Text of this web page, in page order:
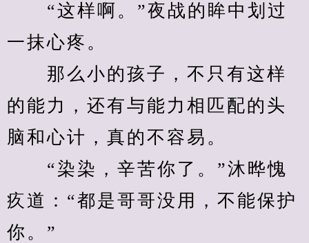
“这样啊。”夜战的眸中划过
一抹心疼。
那么小的孩子，不只有这样
的能力，还有与能力相匹配的头
脑和心计，真的不容易。
“染染，辛苦你了。”沐晔愧
疚道：“都是哥哥没用，不能保护
你。”